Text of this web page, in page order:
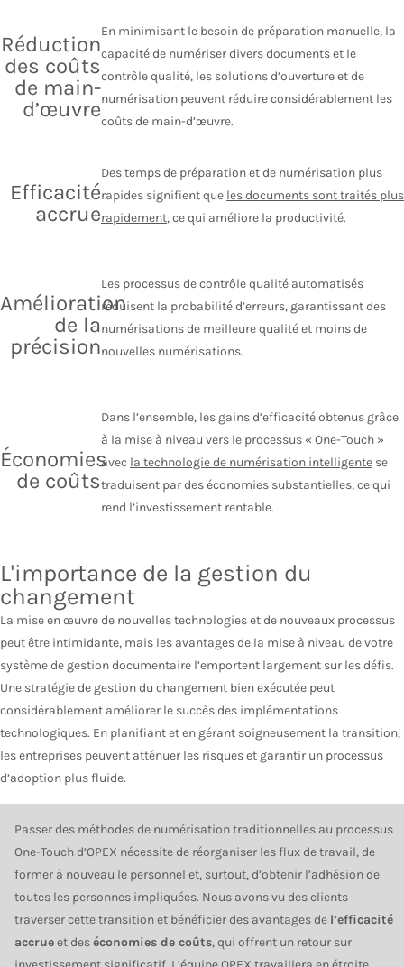
Réduction
des coûts
de main-
d’œuvre
En minimisant le besoin de préparation manuelle, la
capacité de numériser divers documents et le
contrôle qualité, les solutions d’ouverture et de
numérisation peuvent réduire considérablement les
coûts de main-d’œuvre.
Efficacité
accrue
Des temps de préparation et de numérisation plus
rapides signifient que les documents sont traités plus
rapidement, ce qui améliore la productivité.
Amélioration
de la
précision
Les processus de contrôle qualité automatisés
réduisent la probabilité d’erreurs, garantissant des
numérisations de meilleure qualité et moins de
nouvelles numérisations.
Économies
de coûts
Dans l’ensemble, les gains d’efficacité obtenus grâce
à la mise à niveau vers le processus « One-Touch »
avec la technologie de numérisation intelligente se
traduisent par des économies substantielles, ce qui
rend l’investissement rentable.
L'importance de la gestion du
changement
La mise en œuvre de nouvelles technologies et de nouveaux processus
peut être intimidante, mais les avantages de la mise à niveau de votre
système de gestion documentaire l’emportent largement sur les défis.
Une stratégie de gestion du changement bien exécutée peut
considérablement améliorer le succès des implémentations
technologiques. En planifiant et en gérant soigneusement la transition,
les entreprises peuvent atténuer les risques et garantir un processus
d’adoption plus fluide.
Passer des méthodes de numérisation traditionnelles au processus
One-Touch d’OPEX nécessite de réorganiser les flux de travail, de
former à nouveau le personnel et, surtout, d’obtenir l’adhésion de
toutes les personnes impliquées. Nous avons vu des clients
traverser cette transition et bénéficier des avantages de l’efficacité
accrueet deséconomies de coûts, qui offrent un retour sur